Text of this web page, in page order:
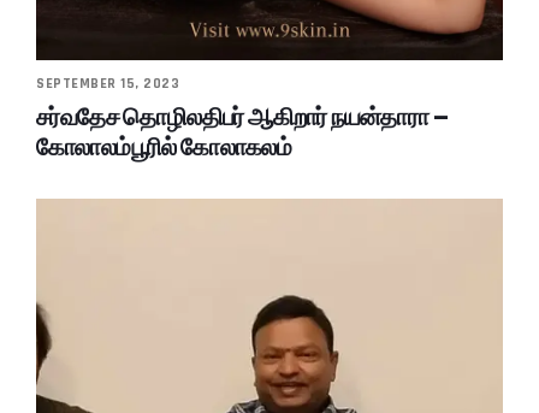
SEPTEMBER 15, 2023
சர்வதேச தொழிலதிபர் ஆகிறார் நயன்தாரா –
கோலாலம்பூரில் கோலாகலம்